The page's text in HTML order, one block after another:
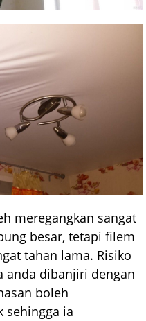
meregangkan sangat
besar, tetapi filem
tahan lama. Risiko
anda dibanjiri dengan
boleh
sehingga ia